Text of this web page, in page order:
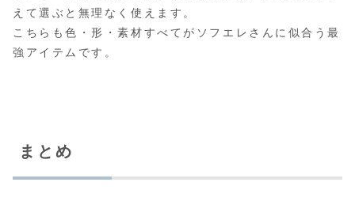
えて選ぶと無理なく使えます。
こちらも色・形・素材すべてがソフエレさんに似合う最
強アイテムです。
まとめ